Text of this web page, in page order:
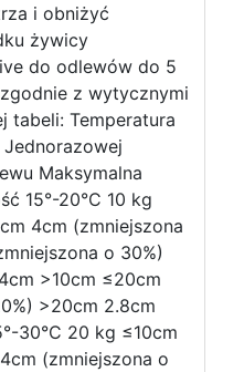
i obniżyć
żywicy
do odlewów do 5
z wytycznymi
tabeli: Temperatura
Jednorazowej
Maksymalna
15°-20°C 10 kg
4cm (zmniejszona
o 30%)
>10cm ≤20cm
>20cm 2.8cm
30°C 20 kg ≤10cm
(zmniejszona o